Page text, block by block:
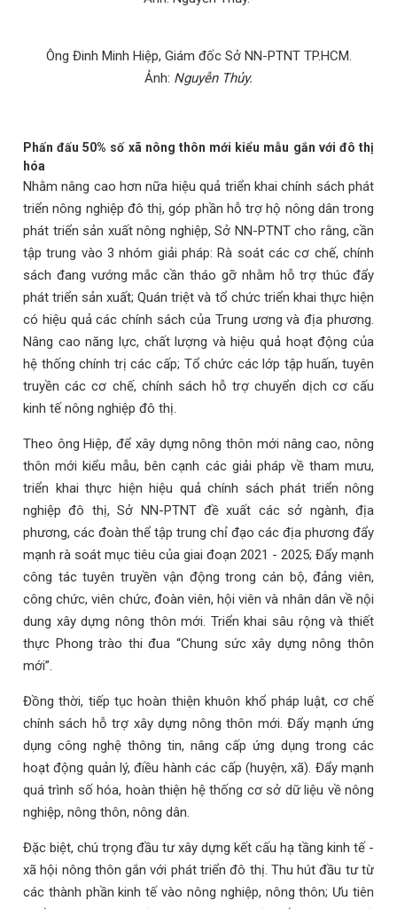
Ông Đinh Minh Hiệp, Giám đốc Sở NN-PTNT TP.HCM.
Ảnh: Nguyễn Thủy.
Phấn đấu 50% số xã nông thôn mới kiểu mẫu gắn với đô thị
hóa
Nhằm nâng cao hơn nữa hiệu quả triển khai chính sách phát
triển nông nghiệp đô thị, góp phần hỗ trợ hộ nông dân trong
phát triển sản xuất nông nghiệp, Sở NN-PTNT cho rằng, cần
tập trung vào 3 nhóm giải pháp: Rà soát các cơ chế, chính
sách đang vướng mắc cần tháo gỡ nhằm hỗ trợ thúc đẩy
phát triển sản xuất; Quán triệt và tổ chức triển khai thực hiện
có hiệu quả các chính sách của Trung ương và địa phương.
Nâng cao năng lực, chất lượng và hiệu quả hoạt động của
hệ thống chính trị các cấp; Tổ chức các lớp tập huấn, tuyên
truyền các cơ chế, chính sách hỗ trợ chuyển dịch cơ cấu
kinh tế nông nghiệp đô thị.
Theo ông Hiệp, để xây dựng nông thôn mới nâng cao, nông
thôn mới kiểu mẫu, bên cạnh các giải pháp về tham mưu,
triển khai thực hiện hiệu quả chính sách phát triển nông
nghiệp đô thị, Sở NN-PTNT đề xuất các sở ngành, địa
phương, các đoàn thể tập trung chỉ đạo các địa phương đẩy
mạnh rà soát mục tiêu của giai đoạn 2021 - 2025; Đẩy mạnh
công tác tuyên truyền vận động trong cán bộ, đảng viên,
công chức, viên chức, đoàn viên, hội viên và nhân dân về nội
dung xây dựng nông thôn mới. Triển khai sâu rộng và thiết
thực Phong trào thi đua “Chung sức xây dựng nông thôn
mới”.
Đồng thời, tiếp tục hoàn thiện khuôn khổ pháp luật, cơ chế
chính sách hỗ trợ xây dựng nông thôn mới. Đẩy mạnh ứng
dụng công nghệ thông tin, nâng cấp ứng dụng trong các
hoạt động quản lý, điều hành các cấp (huyện, xã). Đẩy mạnh
quá trình số hóa, hoàn thiện hệ thống cơ sở dữ liệu về nông
nghiệp, nông thôn, nông dân.
Đặc biệt, chú trọng đầu tư xây dựng kết cấu hạ tầng kinh tế -
xã hội nông thôn gắn với phát triển đô thị. Thu hút đầu tư từ
các thành phần kinh tế vào nông nghiệp, nông thôn; Ưu tiên